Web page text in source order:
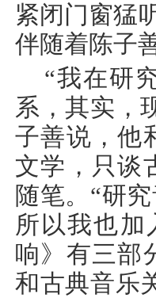
紧闭门窗猛
伴随着陈子
“我在研
系，其实，
子善说，他
文学，只谈
随笔。“研
所以我也加
响》有三部
和古典音乐